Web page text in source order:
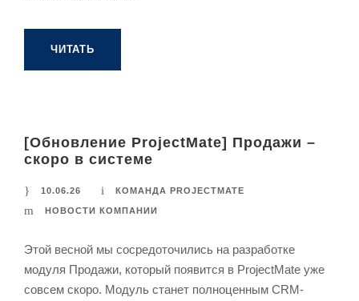
ЧИТАТЬ
[Обновление ProjectMate] Продажи –
скоро в системе
10.06.26 КОМАНДА PROJECTMATE
НОВОСТИ КОМПАНИИ
Этой весной мы сосредоточились на разработке
модуля Продажи, который появится в ProjectMate уже
совсем скоро. Модуль станет полноценным CRM-